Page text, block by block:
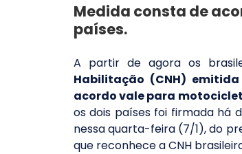
Medida consta de
países.
A partir de agora os
Habilitação (CNH)
acordo vale para
os dois países foi firmada há
nessa quarta-feira (7/1), do
que reconhece a CNH